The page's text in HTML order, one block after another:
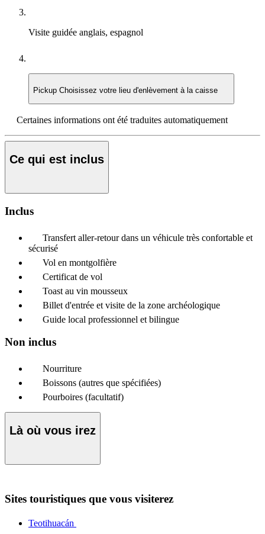
Visite guidée anglais, espagnol
Pickup Choisissez votre lieu d'enlèvement à la caisse
Certaines informations ont été traduites automatiquement
Ce qui est inclus
Inclus
Transfert aller-retour dans un véhicule très confortable et
sécurisé
Vol en montgolfière
Certificat de vol
Toast au vin mousseux
Billet d'entrée et visite de la zone archéologique
Guide local professionnel et bilingue
Non inclus
Nourriture
Boissons (autres que spécifiées)
Pourboires (facultatif)
Là où vous irez
Sites touristiques que vous visiterez
Teotihuacán